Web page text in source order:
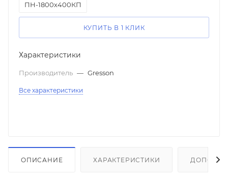
ПН-1800х400КП
КУПИТЬ В 1 КЛИК
Характеристики
Производитель — Gresson
Все характеристики
ОПИСАНИЕ ХАРАКТЕРИСТИКИ